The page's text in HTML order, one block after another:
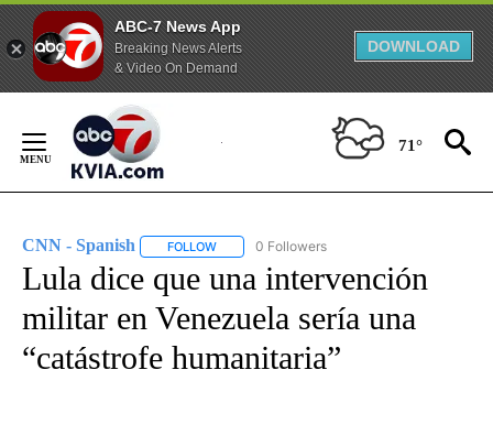
ABC-7 News App
Breaking News Alerts
& Video On Demand
DOWNLOAD
Content
71°
CNN - Spanish FOLLOW FOLLOW "CNN - SPANISH" TO RECEIVE
0 Followers
Lula dice que una intervención
militar en Venezuela sería una
“catástrofe humanitaria”